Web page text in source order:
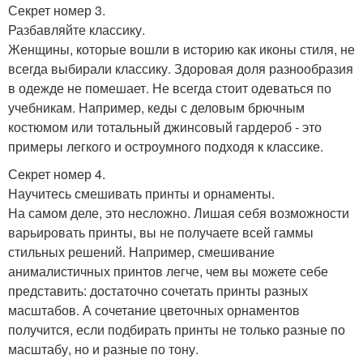
Секрет номер 3.
Разбавляйте классику.
Женщины, которые вошли в историю как иконы стиля, не
всегда выбирали классику. Здоровая доля разнообразия
в одежде не помешает. Не всегда стоит одеваться по
учебникам. Например, кеды с деловым брючным
костюмом или тотальный джинсовый гардероб - это
примеры легкого и остроумного подходя к классике.
Секрет номер 4.
Научитесь смешивать принты и орнаменты.
На самом деле, это несложно. Лишая себя возможности
варьировать принты, вы не получаете всей гаммы
стильных решений. Например, смешивание
анималистичных принтов легче, чем вы можете себе
представить: достаточно сочетать принты разных
масштабов. А сочетание цветочных орнаментов
получится, если подбирать принты не только разные по
масштабу, но и разные по тону.